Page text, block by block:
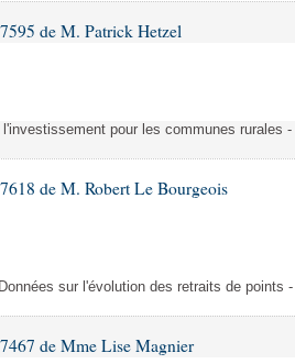
de M. Patrick Hetzel
l'investissement pour les communes rurales
de M. Robert Le Bourgeois
sur l'évolution des retraits de points
de Mme Lise Magnier